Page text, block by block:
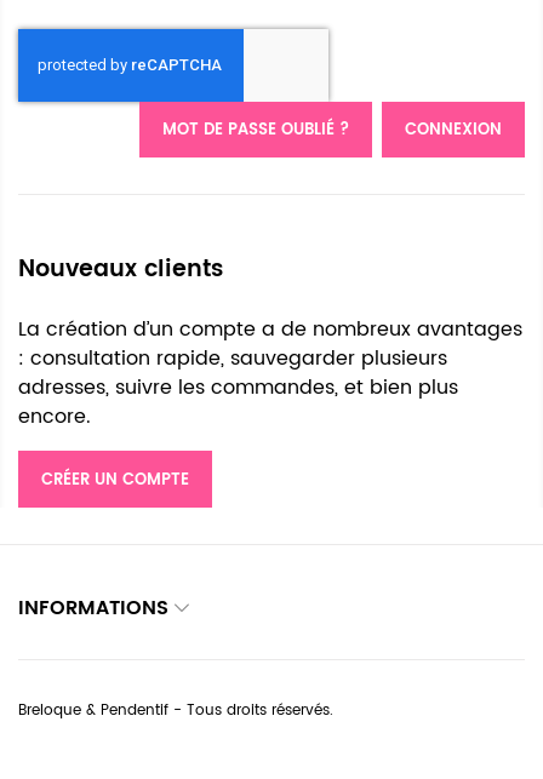
CONNEXION
MOT DE PASSE OUBLIÉ ?
Nouveaux clients
La création d’un compte a de nombreux avantages
: consultation rapide, sauvegarder plusieurs
adresses, suivre les commandes, et bien plus
encore.
CRÉER UN COMPTE
INFORMATIONS
Breloque & Pendentif - Tous droits réservés.